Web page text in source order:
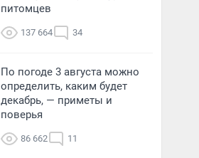
питомцев
137 664 34
По погоде 3 августа можно
определить, каким будет
декабрь, — приметы и
поверья
86 662 11